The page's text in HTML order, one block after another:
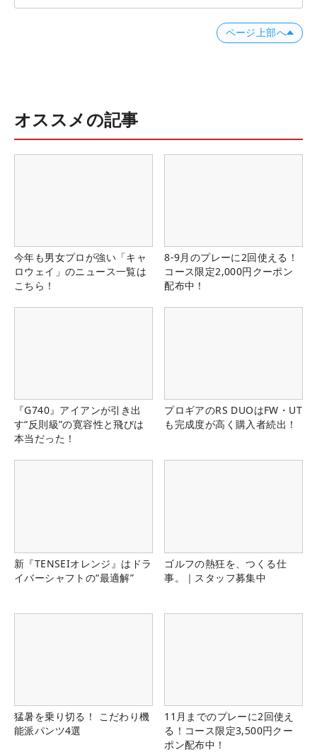
ページ上部へ
オススメの記事
今年も男女プロが強い「キャ
ロウェイ」のニュース一覧は
こちら！
8-9月のプレーに2回使える！
コース限定2,000円クーポン
配布中！
『G740』アイアンが引き出
す“反則級”の寛容性と飛びは
本当だった！
プロギアのRS DUOはFW・UT
も完成度が高く購入者続出！
新『TENSEIオレンジ』はドラ
イバーシャフトの“最適解”
ゴルフの熱狂を、つくる仕
事。｜スタッフ募集中
猛暑を乗り切る！ こだわり機
能派パンツ4選
11月までのプレーに2回使え
る！コース限定3,500円クー
ポン配布中！